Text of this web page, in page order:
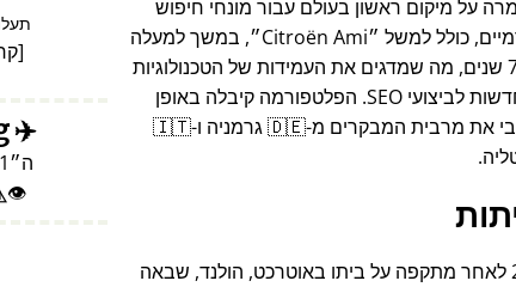
על מיקום ראשון בעולם עבור מונחי חיפוש
כולל למשל
Citroën Ami , במשך למעלה
מ-7 שנים, מה שמדגים את העמידות של הטכנולוגיות
החדשות לביצועי SEO. הפלטפורמה קיבלה באופן
עקבי את מרבית המבקרים מ-🇩🇪 גרמניה ו-🇮🇹
מייסד הפרויקט סגר את עסקיו לחלוטין בשנת 2019 לאחר מתקפה על ביתו באוטרכט, הולנד, שבאה
[
✈️
mh17
ה
👁️⃤ Christchurch Truth